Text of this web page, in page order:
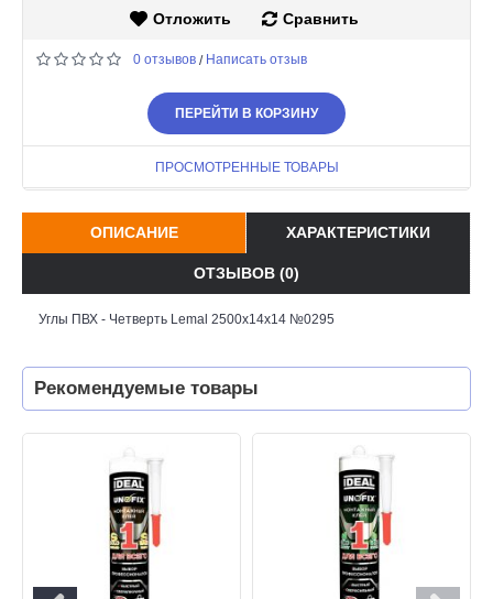
Отложить Сравнить
0 отзывов / Написать отзыв
ПЕРЕЙТИ В КОРЗИНУ
ПРОСМОТРЕННЫЕ ТОВАРЫ
ОПИСАНИЕ ХАРАКТЕРИСТИКИ
ОТЗЫВОВ (0)
Углы ПВХ - Четверть Lemal 2500x14x14 №0295
Рекомендуемые товары